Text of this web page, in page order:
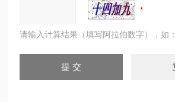
请输入计算结果（填写阿拉伯数字），如